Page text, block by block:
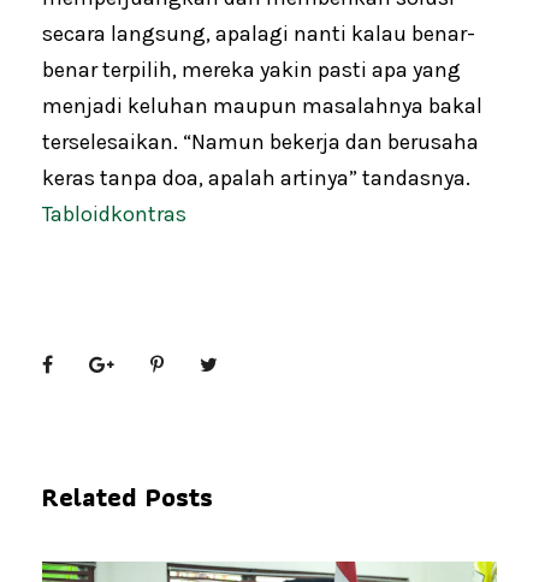
secara langsung, apalagi nanti kalau benar-
benar terpilih, mereka yakin pasti apa yang
menjadi keluhan maupun masalahnya bakal
terselesaikan. “Namun bekerja dan berusaha
keras tanpa doa, apalah artinya” tandasnya.
Tabloidkontras
Related Posts